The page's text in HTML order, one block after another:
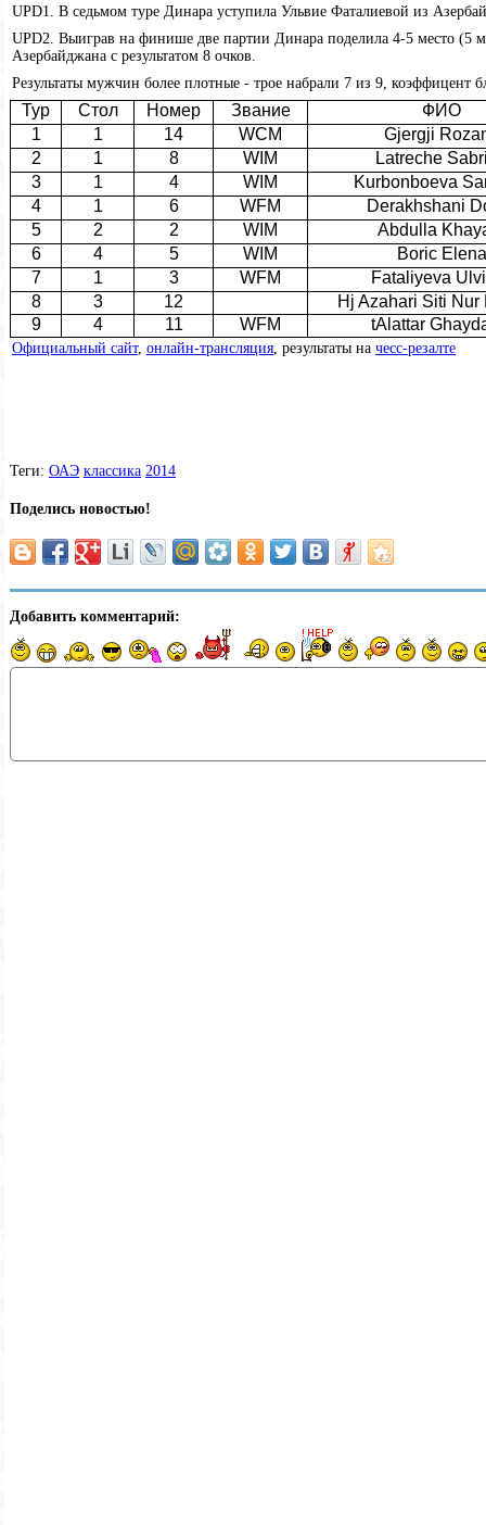
UPD1. В седьмом туре Динара уступила Ульвие Фаталиевой из
UPD2. Выиграв на финише две партии Динара поделила 4-5 место (5
Азербайджана с результатом 8 очков.
Результаты мужчин более плотные - трое набрали 7 из 9, коэффицент
Тур Стол Номер Звание
ФИО
1
1 14 WCM
Gjergji
2
1 8 WIM
Latreche
3
1 4 WIM
Kurbonboeva
4
1 6 WFM
Derakhshani
5
2 2 WIM
Abdulla
6
4 5 WIM
Boric Elena
7
1 3 WFM
Fataliyeva
8
3 12
Hj Azahari Siti Nur
9
4 11 WFM tAlattar
Официальный сайт, онлайн-трансляция, результаты на чесс-резалте
Теги: ОАЭ классика 2014
Поделись новостью!
Добавить комментарий: